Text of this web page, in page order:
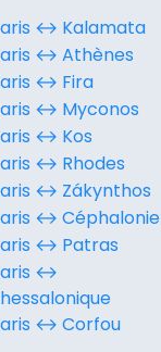
↔︎ Kalamata
↔︎ Athènes
↔︎ Fira
↔︎ Myconos
↔︎ Kos
↔︎ Rhodes
↔︎ Zákynthos
↔︎ Céphalonie
↔︎ Patras
↔︎
↔︎ Corfou